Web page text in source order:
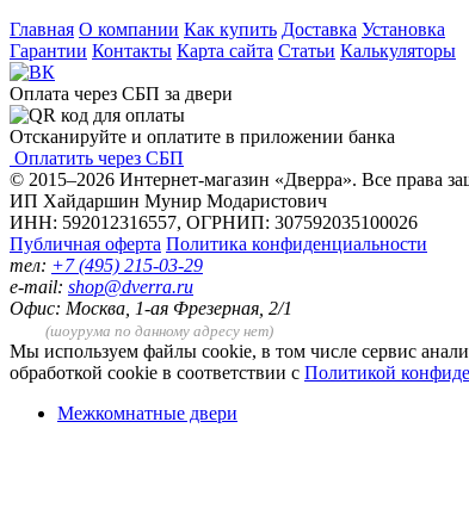
Главная О компании Как купить Доставка Установка
Гарантии Контакты Карта сайта Статьи Калькуляторы
Оплата через СБП за двери
Отсканируйте и оплатите в приложении банка
Оплатить через СБП
© 2015–2026 Интернет-магазин «Дверра». Все права
ИП Хайдаршин Мунир Модаристович
ИНН: 592012316557, ОГРНИП: 307592035100026
Публичная оферта Политика конфиденциальности
тел: +7 (495) 215-03-29
e-mail: shop@dverra.ru
Офис: Москва, 1-ая Фрезерная, 2/1
(шоурума по данному адресу нет)
Мы используем файлы cookie, в том числе сервис
обработкой cookie в соответствии с Политикой
Межкомнатные двери